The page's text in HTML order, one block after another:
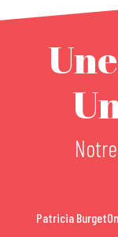
Patricia Burget